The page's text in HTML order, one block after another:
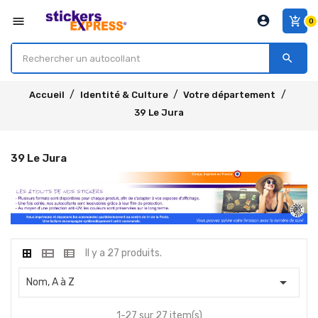
menu add_shopping_cart 0
account_circle
search
Accueil Identité & Culture
Votre département
39 Le Jura
39 Le Jura
Il y a 27 produits.
Nom, A à Z 
1-27 sur 27 item(s)